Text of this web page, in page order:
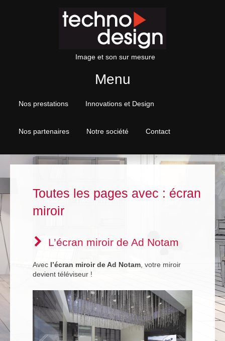
Image et son sur mesure
Menu
Nos prestations Innovations et Design
Nos partenaires Notre société Contact
Toutes les pages avec : écran
miroir
L’écran miroir de Ad Notam
Avec l’écran miroir de Ad Notam , votre miroir
devient téléviseur !